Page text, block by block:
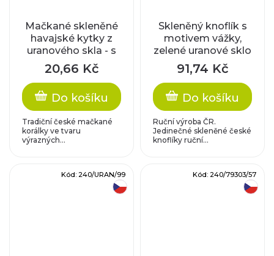
Mačkané skleněné
havajské kytky z
uranového skla - s
tyrkysovým
zatíráním
20,66 Kč
Do košíku
Tradiční české mačkané
korálky ve tvaru
výrazných...
Skleněný knoflík s
motivem vážky,
zelené uranové sklo
91,74 Kč
Do košíku
Ruční výroba ČR.
Jedinečné skleněné české
knoflíky ruční...
Kód: 240/URAN/99 Kód: 240/79303/57